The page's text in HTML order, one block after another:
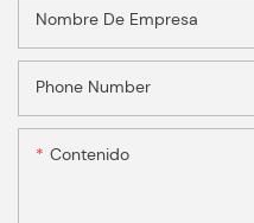
Nombre De Empresa
Phone Number
Contenido